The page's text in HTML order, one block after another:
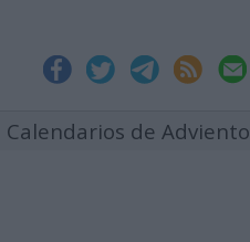
Calendarios de Adviento